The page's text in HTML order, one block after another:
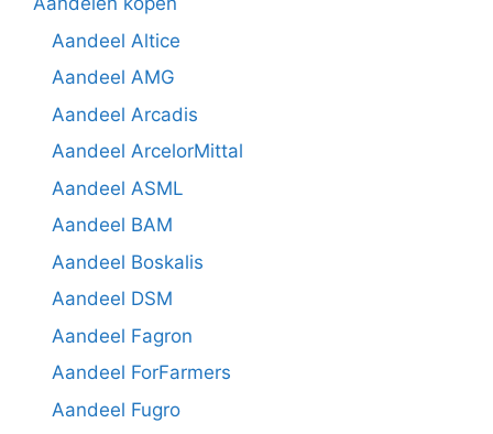
Aandeel Altice
Aandeel AMG
Aandeel Arcadis
Aandeel ArcelorMittal
Aandeel ASML
Aandeel BAM
Aandeel Boskalis
Aandeel DSM
Aandeel Fagron
Aandeel ForFarmers
Aandeel Fugro